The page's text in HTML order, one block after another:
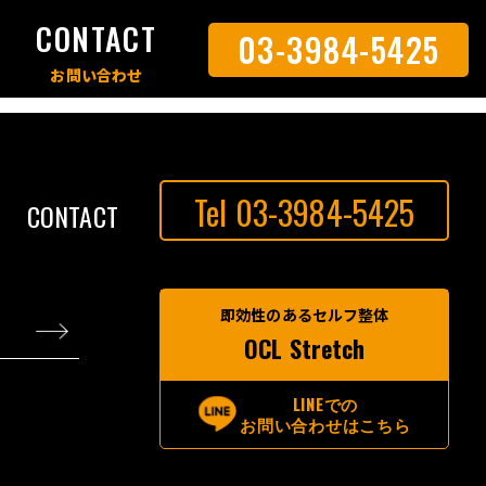
CONTACT 03-3984-5425
CONTACT Tel 03-3984-5425
即効性のあるセルフ整体
OCL Stretch
LINEでの
お問い合わせはこちら